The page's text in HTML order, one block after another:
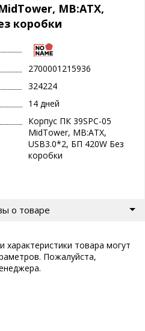
MB:ATX,
коробки
2700001215936
324224
14 дней
Корпус ПК 39SPC-05
MidTower, MB:ATX,
USB3.0*2, БП 420W Без
коробки
о товаре
характеристики товара могут
Пожалуйста,